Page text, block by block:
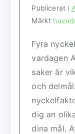
Publicerat i
Märkt
Fyra
vardagen
saker är
och
dig an
dina mål.